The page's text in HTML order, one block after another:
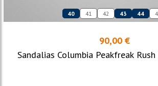
40 41 42 43 44
90,00 €
Sandalias Columbia Peakfreak